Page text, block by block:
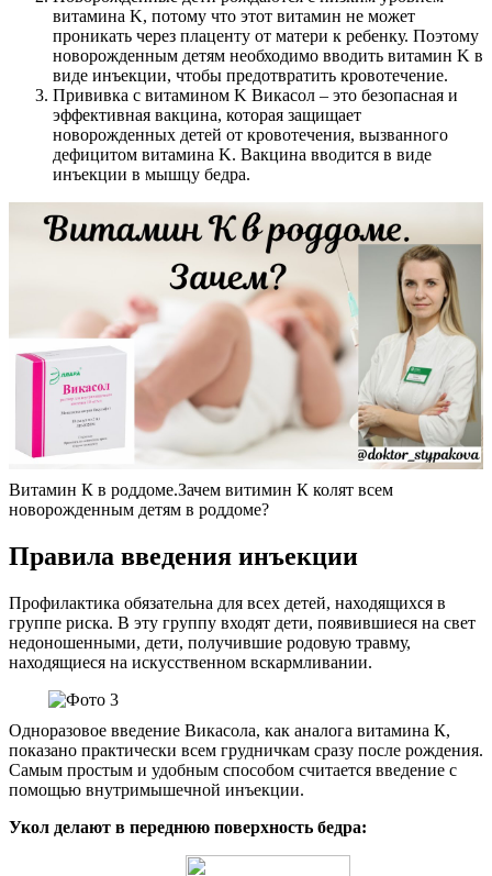
витамина K, потому что этот витамин не может
проникать через плаценту от матери к ребенку. Поэтому
новорожденным детям необходимо вводить витамин K в
виде инъекции, чтобы предотвратить кровотечение.
Прививка с витамином K Викасол – это безопасная и
эффективная вакцина, которая защищает
новорожденных детей от кровотечения, вызванного
дефицитом витамина K. Вакцина вводится в виде
инъекции в мышцу бедра.
Витамин К в роддоме.Зачем витимин К колят всем
новорожденным детям в роддоме?
Правила введения инъекции
Профилактика обязательна для всех детей, находящихся в
группе риска. В эту группу входят дети, появившиеся на свет
недоношенными, дети, получившие родовую травму,
находящиеся на искусственном вскармливании.
Одноразовое введение Викасола, как аналога витамина К,
показано практически всем грудничкам сразу после рождения.
Самым простым и удобным способом считается введение с
помощью внутримышечной инъекции.
Укол делают в переднюю поверхность бедра: